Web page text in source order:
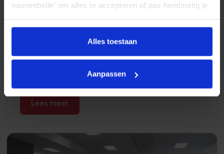
naarwebsite' om alles te accepteren of pas handmatig je
Alles toestaan
Aanpassen
De verborgen kosten van een
tweedehands auto
Lees meer